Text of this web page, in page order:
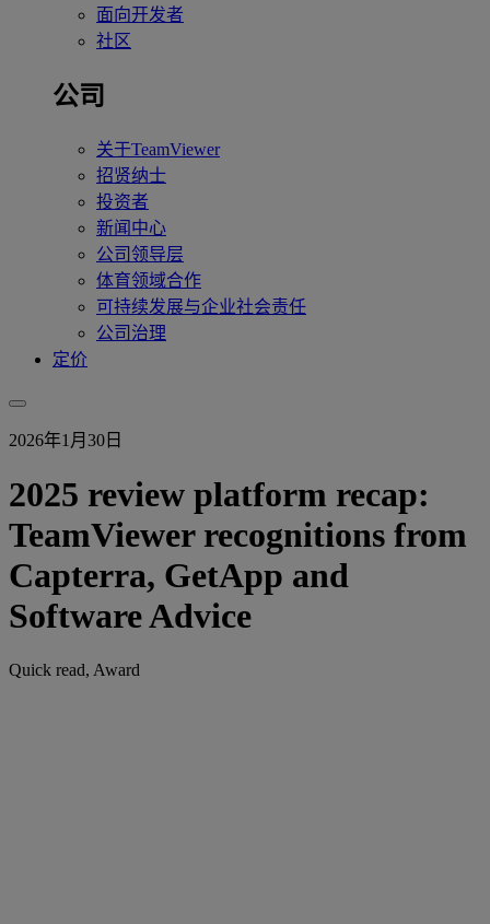
面向开发者
社区
公司
关于TeamViewer
招贤纳士
投资者
新闻中心
公司领导层
体育领域合作
可持续发展与企业社会责任
公司治理
定价
2026年1月30日
2025 review platform recap:
TeamViewer recognitions from
Capterra, GetApp and
Software Advice
Quick read, Award